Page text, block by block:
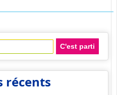
récents